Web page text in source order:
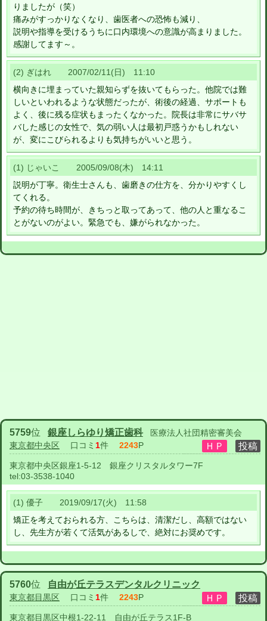
りましたが（笑）
痛みがすっかりなくなり、歯医者への恐怖も減り、
説明や指導を受けるうちに口内環境への意識が高まりました。
感謝してます～。
(2) ぎはれ 2007/02/11(日) 11:10
横向きに埋まっていた親知らずを抜いてもらった。他院では難
しいといわれるような状態だったが、術後の経過、サポートも
よく、後に残る症状もまったくなかった。院長は非常にサバサ
バした感じの女性で、気の弱い人は最初戸惑うかもしれない
が、変にこびられるよりも気持ちがいいと思う。
(1) じゃいこ 2005/09/08(木) 14:11
説明が丁寧。衛生士さんも、歯磨きの仕方を、分かりやすくし
てくれる。
予約の待ち時間が、きちっと取ってあって、他の人と重なるこ
とがないのがよい。緊急でも、嫌がられなかった。
5759位 銀座しらゆり矯正歯科
医療法人社団精密審美会
東京都中央区 口コミ 1件 2243P
東京都中央区銀座1-5-12 銀座クリスタルタワー7F
tel:03-3538-1040
(1) 優子 2019/09/17(火) 11:58
矯正を考えておられる方、こちらは、清潔だし、高額ではない
し、先生方が若くて活気があるしで、絶対にお奨めです。
5760位 自由が丘テラスデンタルクリニック
東京都目黒区 口コミ 1件 2243P
東京都目黒区中根1-22-11 自由が丘テラス1F-B